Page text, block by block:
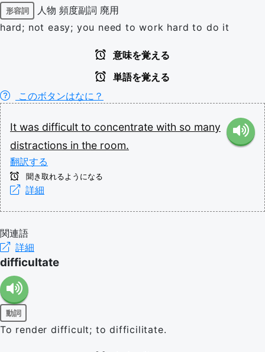
形容詞 人物 頻度副詞 廃用
hard; not easy; you need to work hard to do it
意味を覚える
単語を覚える
このボタンはなに？
It was difficult to concentrate with so many
distractions in the room.
翻訳する
聞き取れるようになる
詳細
関連語
詳細
difficultate
動詞
To render difficult; to difficilitate.